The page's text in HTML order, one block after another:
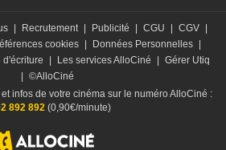
| Recrutement | Publicité | CGU | CGV |
cookies | Données Personnelles |
d'écriture | Les services AlloCiné | Gérer Utiq
| ©AlloCiné
infos de votre cinéma sur le numéro AlloCiné :
892 892 (0,90€/minute)